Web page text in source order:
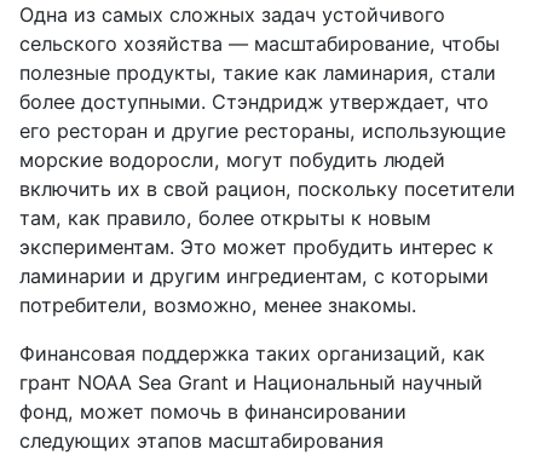
Одна из самых сложных задач устойчивого
сельского хозяйства — масштабирование, чтобы
полезные продукты, такие как ламинария, стали
более доступными. Стэндридж утверждает, что
его ресторан и другие рестораны, использующие
морские водоросли, могут побудить людей
включить их в свой рацион, поскольку посетители
там, как правило, более открыты к новым
экспериментам. Это может пробудить интерес к
ламинарии и другим ингредиентам, с которыми
потребители, возможно, менее знакомы.
Финансовая поддержка таких организаций, как
грант NOAA Sea Grant и Национальный научный
фонд, может помочь в финансировании
следующих этапов масштабирования